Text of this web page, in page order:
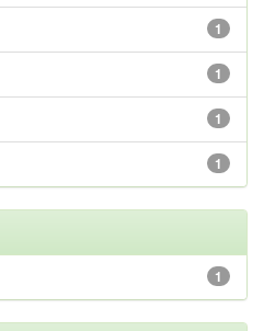
1
1
1
1
1